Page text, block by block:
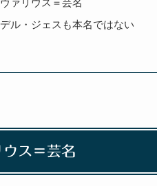
ァリウス＝芸名
ル・ジェスも本名ではない
ス＝芸名